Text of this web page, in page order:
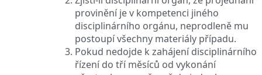
provinění je v kompetenci jiného
disciplinárního orgánu, neprodleně mu
postoupí všechny materiály případu.
Pokud nedojde k zahájení disciplinárního
řízení do tří měsíců od vykonání